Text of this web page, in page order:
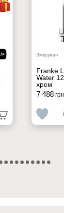
Змішувач
Franke
Water
хром
7 488грн